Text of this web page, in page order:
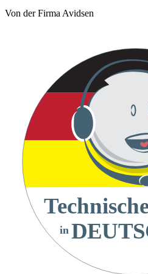
Von der Firma Avidsen
in